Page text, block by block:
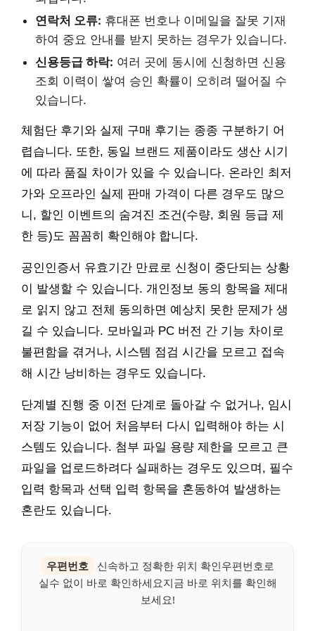
연락처 오류: 휴대폰 번호나 이메일을 잘못 기재
하여 중요 안내를 받지 못하는 경우가 있습니다.
신용등급 하락: 여러 곳에 동시에 신청하면 신용
조회 이력이 쌓여 승인 확률이 오히려 떨어질 수
있습니다.
체험단 후기와 실제 구매 후기는 종종 구분하기 어
렵습니다. 또한, 동일 브랜드 제품이라도 생산 시기
에 따라 품질 차이가 있을 수 있습니다. 온라인 최저
가와 오프라인 실제 판매 가격이 다른 경우도 많으
니, 할인 이벤트의 숨겨진 조건(수량, 회원 등급 제
한 등)도 꼼꼼히 확인해야 합니다.
공인인증서 유효기간 만료로 신청이 중단되는 상황
이 발생할 수 있습니다. 개인정보 동의 항목을 제대
로 읽지 않고 전체 동의하면 예상치 못한 문제가 생
길 수 있습니다. 모바일과 PC 버전 간 기능 차이로
불편함을 겪거나, 시스템 점검 시간을 모르고 접속
해 시간 낭비하는 경우도 있습니다.
단계별 진행 중 이전 단계로 돌아갈 수 없거나, 임시
저장 기능이 없어 처음부터 다시 입력해야 하는 시
스템도 있습니다. 첨부 파일 용량 제한을 모르고 큰
파일을 업로드하려다 실패하는 경우도 있으며, 필수
입력 항목과 선택 입력 항목을 혼동하여 발생하는
혼란도 있습니다.
우편번호
신속하고 정확한 위치 확인우편번호로
실수 없이 바로 확인하세요지금 바로 위치를 확인해
보세요!